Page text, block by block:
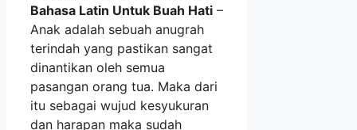
Bahasa Latin Untuk Buah Hati –
Anak adalah sebuah anugrah
terindah yang pastikan sangat
dinantikan oleh semua
pasangan orang tua. Maka dari
itu sebagai wujud kesyukuran
dan harapan maka sudah